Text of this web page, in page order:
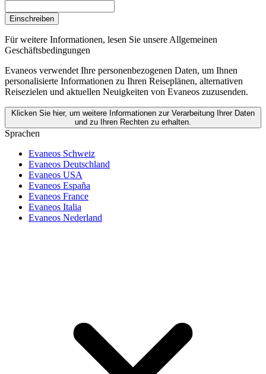
Einschreiben
Für weitere Informationen, lesen Sie unsere Allgemeinen
Geschäftsbedingungen
Evaneos verwendet Ihre personenbezogenen Daten, um Ihnen
personalisierte Informationen zu Ihren Reiseplänen, alternativen
Reisezielen und aktuellen Neuigkeiten von Evaneos zuzusenden.
Klicken Sie hier, um weitere Informationen zur Verarbeitung Ihrer Daten
und zu Ihren Rechten zu erhalten.
Sprachen
Evaneos Schweiz
Evaneos Deutschland
Evaneos USA
Evaneos España
Evaneos France
Evaneos Italia
Evaneos Nederland